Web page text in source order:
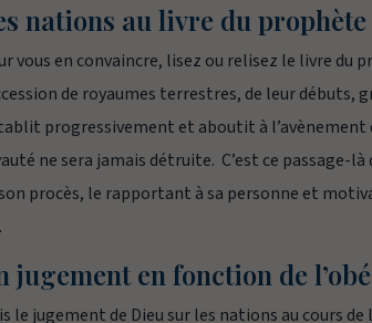
nations au livre du
vous en convaincre, lisez ou relisez le livre du
de royaumes terrestres, de leur débuts,
progressivement et aboutit à
ne sera jamais détruite. C’est ce passage-
procès, le rapportant à sa personne et
jugement en fonction de
le jugement de Dieu sur les nations au cours